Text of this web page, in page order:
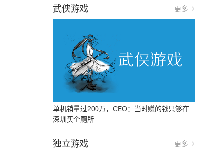
武侠游戏 更多
单机销量过200万，CEO：当时赚的钱只够在
深圳买个厕所
独立游戏 更多